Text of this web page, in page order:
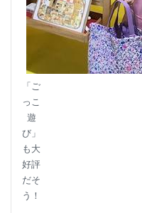
「ご
っこ
遊
び」
も大
好評
だそ
う！